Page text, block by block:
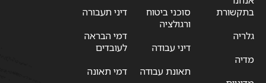
בתקשורת
גלריה
מדיה
סוכני ביטוח
ורגולציה
דיני עבודה
תאונת עבודה
דיני תעבורה
דמי הבראה
לעובדים
דמי תאונה